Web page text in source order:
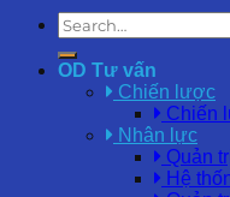
OD Tư vấn
Chiến lược
Chiến
Nhân lực
Quản
Hệ